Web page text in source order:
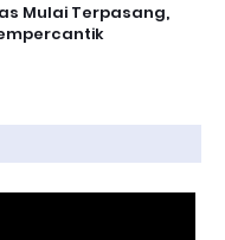
Mulai Terpasang,